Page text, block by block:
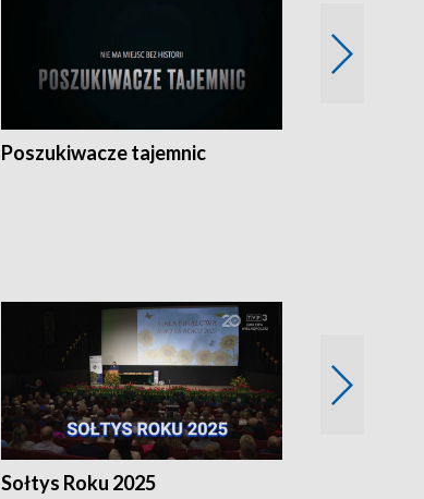
Poszukiwacze tajemnic
Sołtys Roku 2025